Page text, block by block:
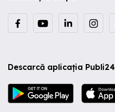
Descarcă aplicația Publi24